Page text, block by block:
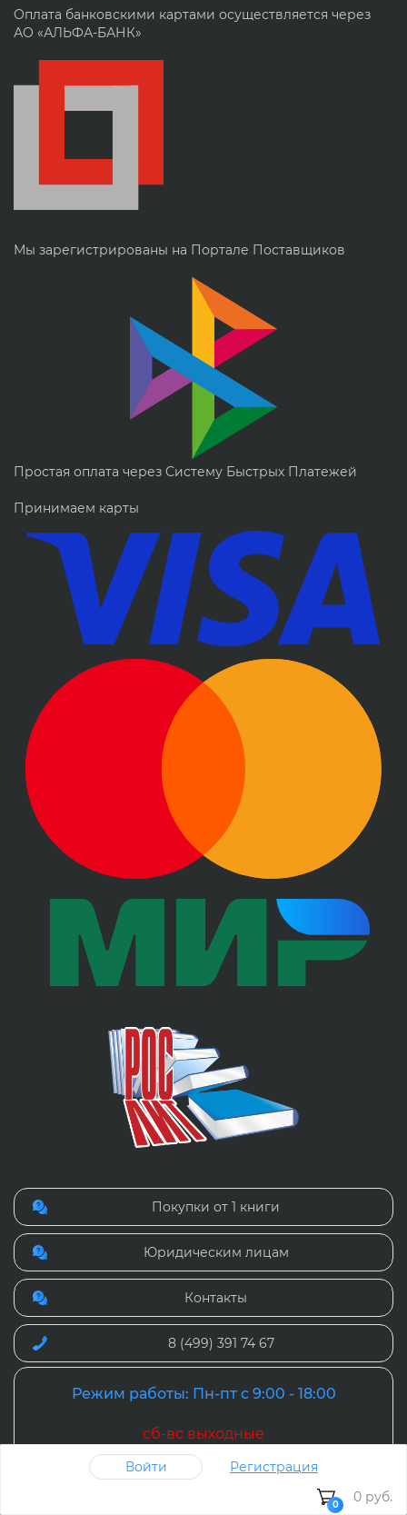
Оплата банковскими картами осуществляется через
АО «АЛЬФА-БАНК»
Мы зарегистрированы на Портале Поставщиков
Простая оплата через Систему Быстрых Платежей
Принимаем карты
Покупки от 1 книги
Юридическим лицам
Контакты
8 (499) 391 74 67
Режим работы: Пн-пт с 9:00 - 18:00
сб-вс выходные
Войти Регистрация
0 0 руб.